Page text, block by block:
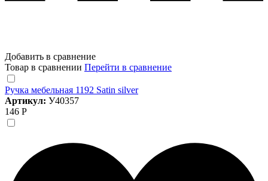
Добавить в сравнение
Товар в сравнении Перейти в сравнение
Ручка мебельная 1192 Satin silver
Артикул: У40357
146 Р